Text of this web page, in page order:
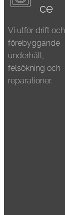
ce
Vi utför drift och
förebyggande
underhåll,
felsökning och
reparationer.